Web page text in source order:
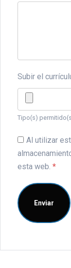
Subir el
Tipo(s)
Al utilizar
esta web. *